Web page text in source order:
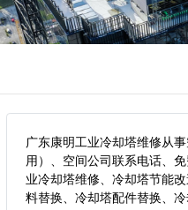
广东康明工业冷却塔维修从
用）、空间公司联系电话、
业冷却塔维修、冷却塔节能
料替换、冷却塔配件替换、